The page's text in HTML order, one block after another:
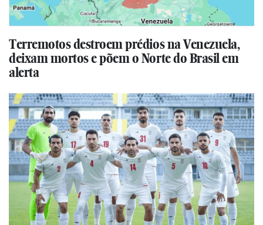
Terremotos destroem prédios na Venezuela,
deixam mortos e põem o Norte do Brasil em
alerta